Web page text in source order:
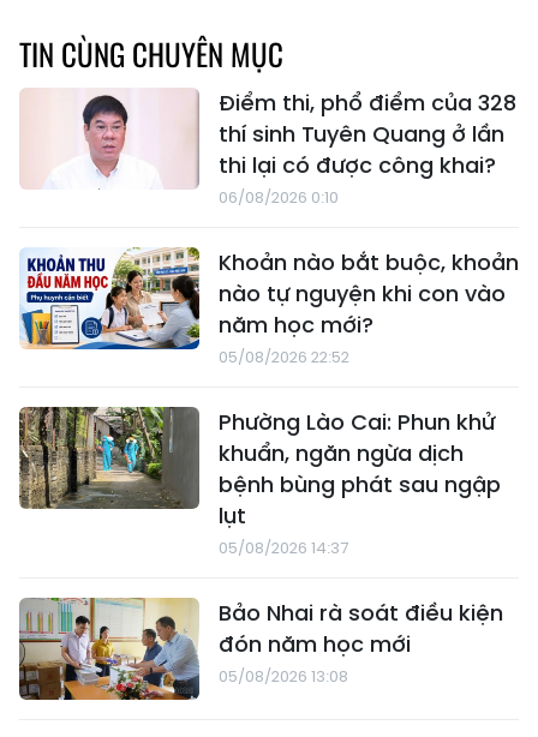
TIN CÙNG CHUYÊN MỤC
Điểm thi, phổ điểm của 328
thí sinh Tuyên Quang ở lần
thi lại có được công khai?
06/08/2026 0:10
Khoản nào bắt buộc, khoản
nào tự nguyện khi con vào
năm học mới?
05/08/2026 22:52
Phường Lào Cai: Phun khử
khuẩn, ngăn ngừa dịch
bệnh bùng phát sau ngập
lụt
05/08/2026 14:37
Bảo Nhai rà soát điều kiện
đón năm học mới
05/08/2026 13:08